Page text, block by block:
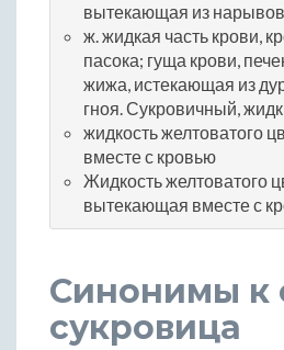
вытекающая из
ж. жидкая часть крови,
пасока; гуща крови,
жижа, истекающая из
гноя. Сукровичный,
жидкость желтоватого
вместе с кровью
Жидкость желтоватого
вытекающая вместе с
Синонимы к
сукровица